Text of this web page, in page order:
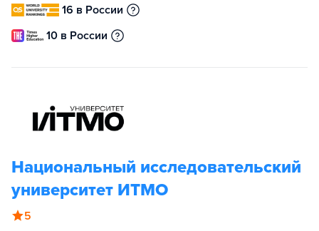
16 в России
10 в России
Национальный исследовательский
университет ИТМО
5